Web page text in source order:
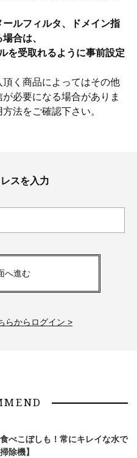
ルフィルタ、ドメイン指
合は、
を受取れるように事前設定
く商品によってはその他
必要になる場合がありま
法をご確認下さい。
スを入力
へ進む
らからログイン >
べこぼしも！常にキレイな水で
除機】